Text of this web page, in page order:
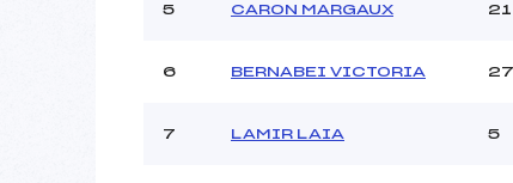
Météo :
5 CARON MARGAUX 21
6 BERNABEI VICTORIA 27
7 LAMIR LAIA 5